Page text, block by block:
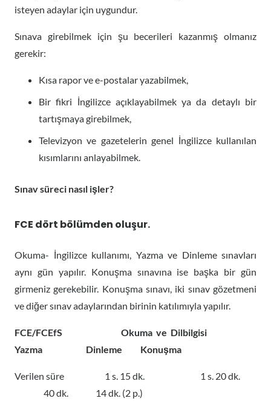
isteyen adaylar için uygundur.
Sınava girebilmek için şu becerileri kazanmış olmanız
gerekir:
Kısa rapor ve e-postalar yazabilmek,
Bir fikri İngilizce açıklayabilmek ya da detaylı bir
tartışmaya girebilmek,
Televizyon ve gazetelerin genel İngilizce kullanılan
kısımlarını anlayabilmek.
Sınav süreci nasıl işler?
FCE dört bölümden oluşur.
Okuma- İngilizce kullanımı, Yazma ve Dinleme sınavları
aynı gün yapılır. Konuşma sınavına ise başka bir gün
girmeniz gerekebilir. Konuşma sınavı, iki sınav gözetmeni
ve diğer sınav adaylarından birinin katılımıyla yapılır.
FCE/FCEfS Okuma ve Dilbilgisi
Yazma Dinleme Konuşma
Verilen süre 1 s. 15 dk. 1 s. 20 dk.
40 dk. 14 dk. (2 p.)